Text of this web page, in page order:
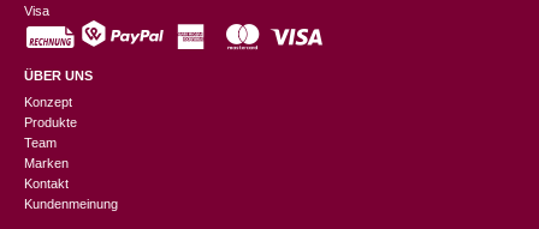
Visa
ÜBER UNS
Konzept
Produkte
Team
Marken
Kontakt
Kundenmeinung